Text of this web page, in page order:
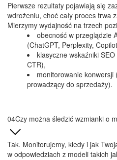
Pierwsze rezultaty pojawiają się
wdrożeniu, choć cały proces trwa
Mierzymy wydajność na trzech
obecność w przeglądzie
(ChatGPT, Perplexity,
klasyczne wskaźniki
CTR),
monitorowanie
prowadzący do sprzedaży).
Czy można śledzić wzmianki o
Tak. Monitorujemy, kiedy i jak
w odpowiedziach z modeli takich